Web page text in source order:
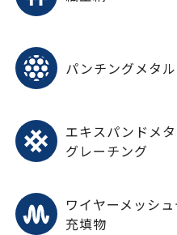
パンチングメタ
エキスパンドメタ
グレーチング
ワイヤーメッシ
充填物